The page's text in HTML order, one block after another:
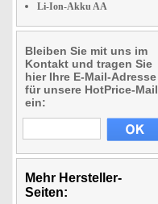
Li-Ion-Akku AA
Bleiben Sie mit uns im
Kontakt und tragen Sie
hier Ihre E-Mail-Adresse
für unsere HotPrice-Mail
ein:
Mehr Hersteller-
Seiten: